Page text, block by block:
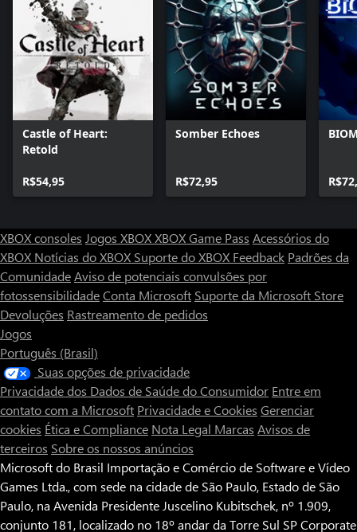
Castle of Heart:
Retold
R$54,95
Somber Echoes
R$72,95
XBOX consoles Jogos XBOXXBOX Game Pass Acessórios do
XBOX Notícias do XBOX Suporte do XBOX Feedback Padrões da
ComunidadeAviso de potenciais convulsões por
fotossensibilidadeConta Microsoft Suporte da Microsoft Store
Devoluções Rastreamento de pedidos
Jogos
Português (Brasil)
Suas opções de privacidade
Privacidade dos Dados de Saúde do Consumidor Entre em
contato com a Microsoft Privacidade e Cookies Gerenciar
cookies Ética e Compliance Nota Legal Marcas Avisos de
terceiros Sobre os nossos anúncios
Microsoft do Brasil Importação e Comércio de Software e Vídeo
Games Ltda., com sede na cidade de São Paulo, Estado de São
Paulo, na Avenida Presidente Juscelino Kubitschek, nº 1.909,
conjunto 181, localizado no 18º andar da Torre Sul SP Corporate